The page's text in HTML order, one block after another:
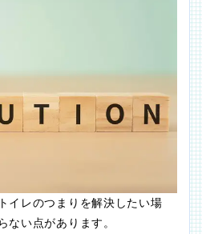
イレのつまりを解決したい場
ない点があります。